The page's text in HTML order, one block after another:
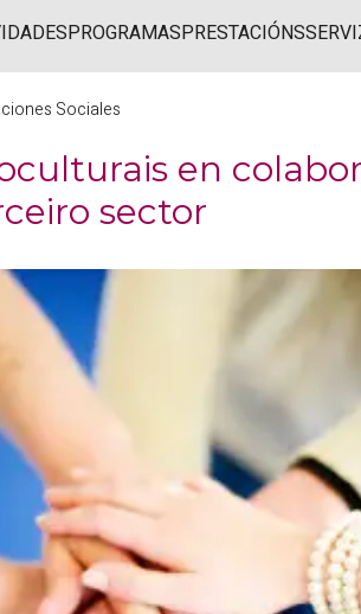
PROGRAMASPRESTACIÓNS
Sociales
en
sector